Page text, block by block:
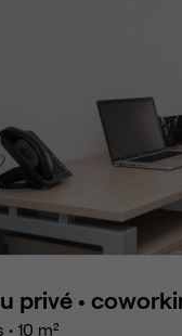
privé •
• 10 m²